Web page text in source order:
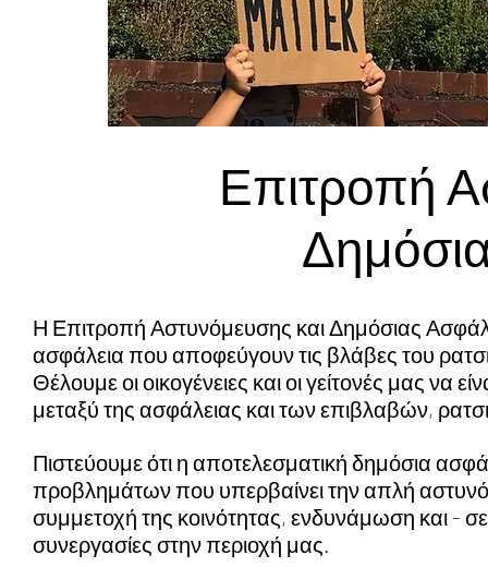
Επιτροπή
Η Επιτροπή Αστυνόμευσης και Δημόσιας
ασφάλεια που αποφεύγουν τις βλάβες του
Θέλουμε οι οικογένειες και οι γείτονές μας να
μεταξύ της ασφάλειας και των επιβλαβών,
Πιστεύουμε ότι η αποτελεσματική δημόσια
προβλημάτων που υπερβαίνει την απλή
συμμετοχή της κοινότητας, ενδυνάμωση και -
συνεργασίες στην περιοχή μας.